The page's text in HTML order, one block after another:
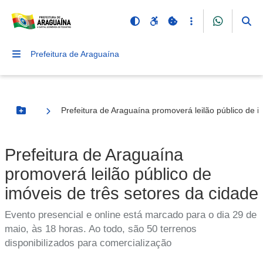
Prefeitura de Araguaína
Botão Menu
Prefeitura de Araguaína promoverá leilão público de
Prefeitura de Araguaína
promoverá leilão público de
imóveis de três setores da cidade
Evento presencial e online está marcado para o dia 29 de
maio, às 18 horas. Ao todo, são 50 terrenos
disponibilizados para comercialização